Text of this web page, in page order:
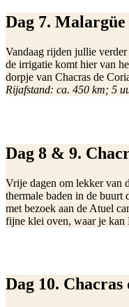
Dag 7.
Vandaag rijden jullie
de irrigatie komt hier van
dorpje van Chacras de
Rijafstand: ca. 450 km; 5
Dag 8 & 9.
Vrije dagen om lekker van
thermale baden in de buurt
met bezoek aan de Atuel
fijne klei oven, waar je kan
Dag 10.